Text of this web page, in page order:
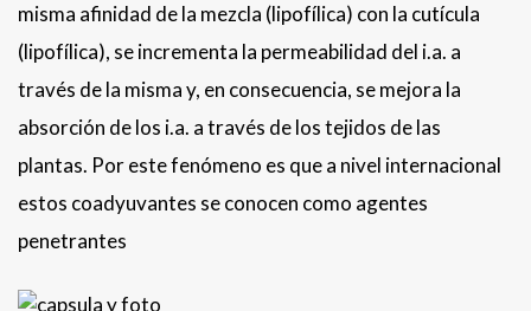
misma afinidad de la mezcla (lipofílica) con la cutícula
(lipofílica), se incrementa la permeabilidad del i.a. a
través de la misma y, en consecuencia, se mejora la
absorción de los i.a. a través de los tejidos de las
plantas. Por este fenómeno es que a nivel internacional
estos coadyuvantes se conocen como agentes
penetrantes